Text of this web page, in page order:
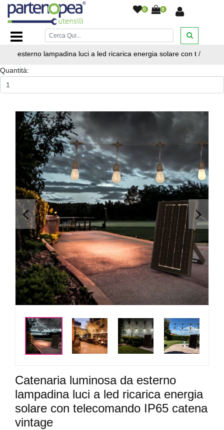
0 0
Home Page/ILLUMINAZIONE LED/ILLUMINAZIONE PER
FESTE DISCOTECHE ED EVENTI/Catenaria luminosa da
esterno lampadina luci a led ricarica energia solare con t /
Quantità:
< >
Catenaria luminosa da esterno
lampadina luci a led ricarica energia
solare con telecomando IP65 catena
vintage